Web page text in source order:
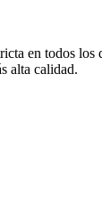
en todos los
alta calidad.